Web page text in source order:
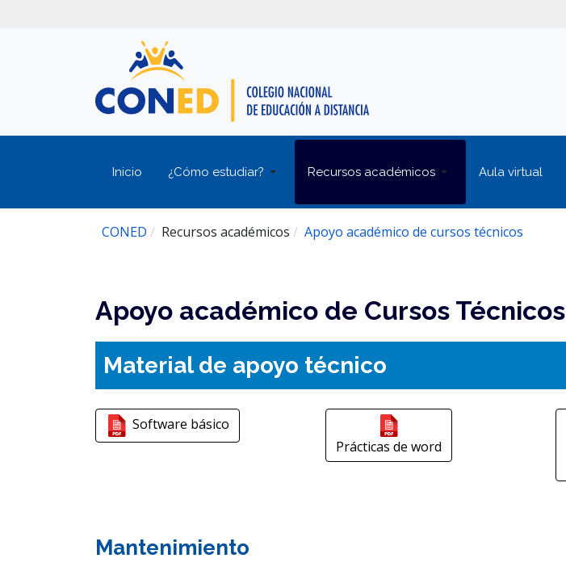
Inicio ¿Cómo estudiar? Recursos académicos Aula virtual
CONED Recursos académicos Apoyo académico de cursos técnicos
Apoyo académico de Cursos Técnicos
Material de apoyo técnico
Software básico
Prácticas de word
Mantenimiento